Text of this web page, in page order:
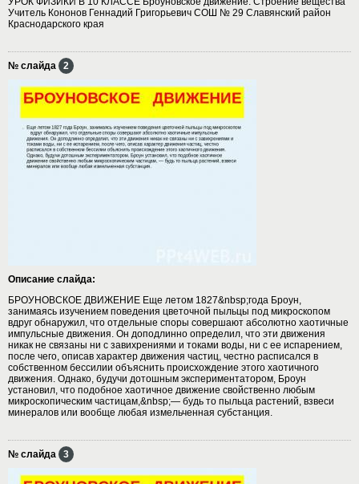
Учитель Кононов Геннадий Григорьевич СОШ № 29 Славянский район
Краснодарского края
№ слайда 2
Описание слайда:
БРОУНОВСКОЕ ДВИЖЕНИЕ Еще летом 1827&nbsp;года Броун,
занимаясь изучением поведения цветочной пыльцы под микроскопом
вдруг обнаружил, что отдельные споры совершают абсолютно хаотичные
импульсные движения. Он доподлинно определил, что эти движения
никак не связаны ни с завихрениями и токами воды, ни с ее испарением,
после чего, описав характер движения частиц, честно расписался в
собственном бессилии объяснить происхождение этого хаотичного
движения. Однако, будучи дотошным экспериментатором, Броун
установил, что подобное хаотичное движение свойственно любым
микроскопическим частицам,&nbsp;— будь то пыльца растений, взвеси
минералов или вообще любая измельченная субстанция.
№ слайда 3